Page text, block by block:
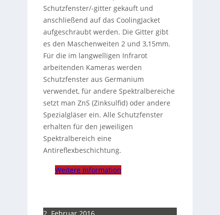
Schutzfenster/-gitter gekauft und
anschließend auf das CoolingJacket
aufgeschraubt werden. Die Gitter gibt
es den Maschenweiten 2 und 3,15mm.
Für die im langwelligen Infrarot
arbeitenden Kameras werden
Schutzfenster aus Germanium
verwendet, für andere Spektralbereiche
setzt man ZnS (Zinksulfid) oder andere
Spezialgläser ein. Alle Schutzfenster
erhalten für den jeweiligen
Spektralbereich eine
Antireflexbeschichtung.
Weitere Information